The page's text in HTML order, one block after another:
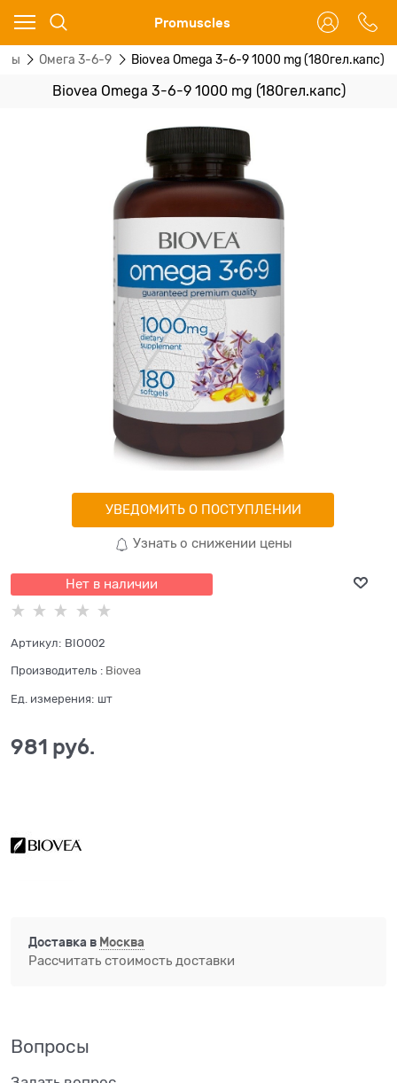
Promuscles
Омега 3-6-9 Biovea Omega 3-6-9 1000 mg (180гел.капс)
Biovea Omega 3-6-9 1000 mg (180гел.капс)
УВЕДОМИТЬ О ПОСТУПЛЕНИИ
Узнать о снижении цены
Нет в наличии
Артикул: BIO002
Производитель : Biovea
Ед. измерения: шт
981 руб.
Доставка в Москва
Рассчитать стоимость доставки
Вопросы
Ваш город - Москва,
угадали?
ДА НЕТ